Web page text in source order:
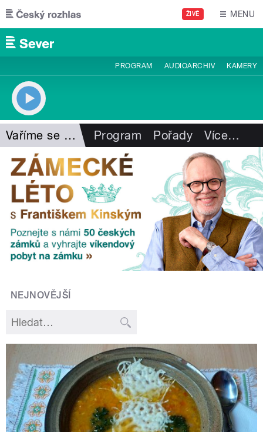
Přejít k hlavnímu obsahu
ŽIVĚ MENU
PROGRAM AUDIOARCHIV KAMERY
Vaříme se Slávkou Program Pořady Více…
NEJNOVĚJŠÍ